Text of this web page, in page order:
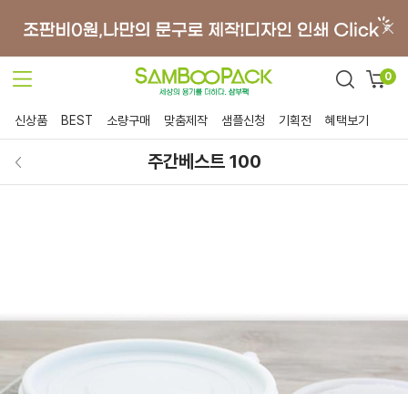
0
신상품 BEST 소량구매 맞춤제작 샘플신청 기획전 혜택보기
주간베스트 100